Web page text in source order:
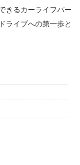
きるカーライフパー
ライブへの第一歩と